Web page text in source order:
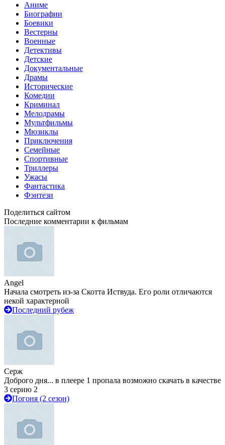
Аниме
Биографии
Боевики
Вестерны
Военные
Детективы
Детские
Документальные
Драмы
Исторические
Комедии
Криминал
Мелодрамы
Мультфильмы
Мюзиклы
Приключения
Семейные
Спортивные
Триллеры
Ужасы
Фантастика
Фэнтези
Поделиться сайтом
Последние комментарии к фильмам
Angel
Начала смотреть из-за Скотта Иствуда. Его роли отличаются
некой характерной
Последний рубеж
Серж
Доброго дня... в плеере 1 пропала возможно скачать в качестве
3 серию 2
Погоня (2 сезон)